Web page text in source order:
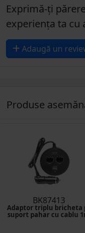
Exprimă-ți
experiența ta cu
Adaugă un
Produse
BK87413
Adaptor triplu bricheta
suport pahar cu cablu